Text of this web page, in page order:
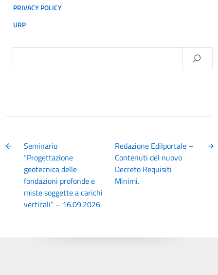
PRIVACY POLICY
URP
Seminario
“Progettazione
geotecnica delle
fondazioni profonde e
miste soggette a carichi
verticali” – 16.09.2026
Redazione Edilportale –
Contenuti del nuovo
Decreto Requisiti
Minimi.